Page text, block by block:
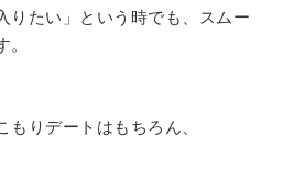
りたい」という時でも、スムー
りデートはもちろん、